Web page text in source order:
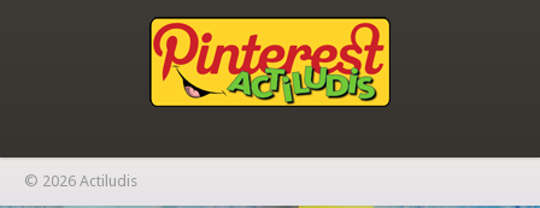
© 2026 Actiludis